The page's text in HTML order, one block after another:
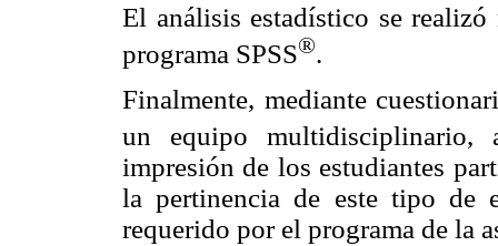
El análisis estadístico se
programa SPSS®.
Finalmente, mediante
un equipo multidisciplinario,
impresión de los estudiantes
la pertinencia de este tipo de
requerido por el programa de la